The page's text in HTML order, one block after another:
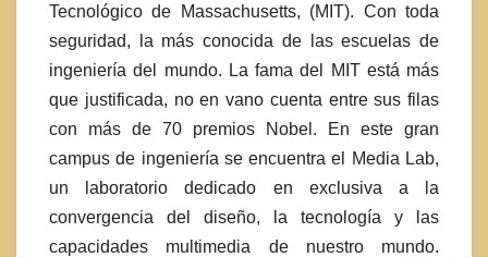
Tecnológico de Massachusetts, (MIT). Con toda
seguridad, la más conocida de las escuelas de
ingeniería del mundo. La fama del MIT está más
que justificada, no en vano cuenta entre sus filas
con más de 70 premios Nobel. En este gran
campus de ingeniería se encuentra el Media Lab,
un laboratorio dedicado en exclusiva a la
convergencia del diseño, la tecnología y las
capacidades multimedia de nuestro mundo.